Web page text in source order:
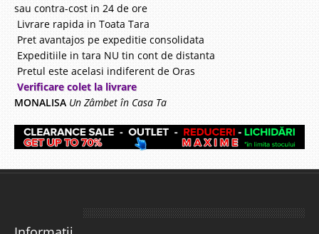
sau contra-cost in 24 de ore
Livrare rapida in Toata Tara
Pret avantajos pe expeditie consolidata
Expeditiile in tara NU tin cont de distanta
Pretul este acelasi indiferent de Oras
Verificare colet la livrare
MONALISA Un Zâmbet în Casa Ta